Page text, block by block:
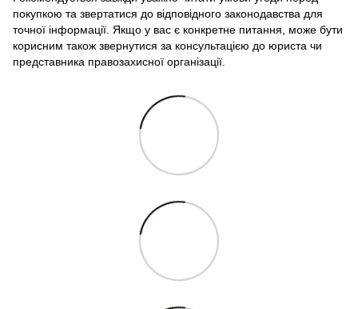
покупкою та звертатися до відповідного законодавства для
точної інформації. Якщо у вас є конкретне питання, може бути
корисним також звернутися за консультацією до юриста чи
представника правозахисної організації.